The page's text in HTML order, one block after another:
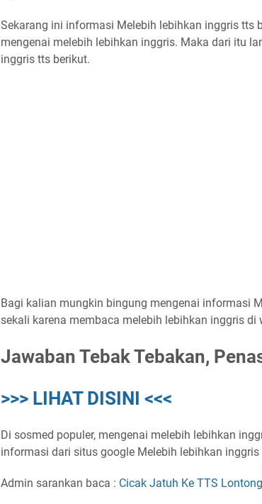
Sekarang ini informasi Melebih lebihkan inggris tts
mengenai melebih lebihkan inggris. Maka dari itu
inggris tts berikut.
Bagi kalian mungkin bingung mengenai informasi
sekali karena membaca melebih lebihkan inggris di
Jawaban Tebak Tebakan,
>>> LIHAT DISINI <<<
Di sosmed populer, mengenai melebih lebihkan
informasi dari situs google Melebih lebihkan
Admin sarankan baca : Cicak Jatuh Ke TTS